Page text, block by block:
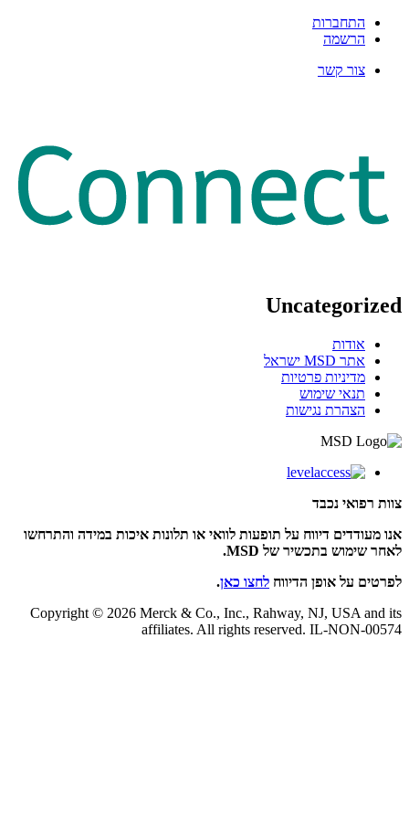
התחברות
הרשמה
צור קשר
Uncategorized
אודות
אתר MSD ישראל
מדיניות פרטיות
תנאי שימוש
הצהרת נגישות
צוות רפואי נכבד
אנו מעודדים דיווח על תופעות לוואי או תלונות איכות במידה והתרחשו
לאחר שימוש בתכשיר של MSD.
לפרטים על אופן הדיווח לחצו כאן.
Copyright © 2026 Merck & Co., Inc., Rahway, NJ, USA and its
affiliates. All rights reserved. IL-NON-00574